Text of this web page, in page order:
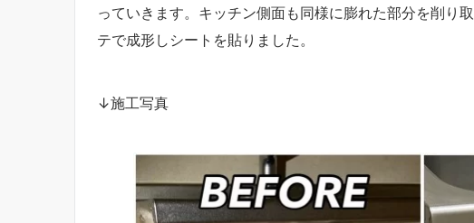
っていきます。キッチン側面も同様に膨れた部分を削り
テで成形しシートを貼りました。
↓施工写真